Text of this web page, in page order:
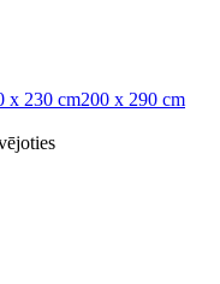
x 230 cm200 x 290 cm